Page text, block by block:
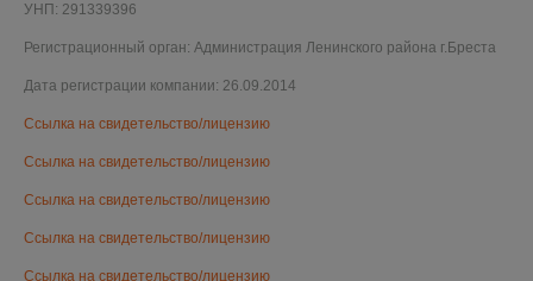
УНП: 291339396
Регистрационный орган: Администрация Ленинского района г.Бреста
Дата регистрации компании: 26.09.2014
Ссылка на свидетельство/лицензию
Ссылка на свидетельство/лицензию
Ссылка на свидетельство/лицензию
Ссылка на свидетельство/лицензию
Ссылка на свидетельство/лицензию